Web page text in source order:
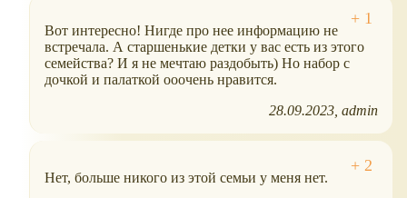
Вот интересно! Нигде про нее информацию не
встречала. А старшенькие детки у вас есть из этого
семейства? И я не мечтаю раздобыть) Но набор с
дочкой и палаткой ооочень нравится.
28.09.2023 admin
Нет, больше никого из этой семьи у меня нет.